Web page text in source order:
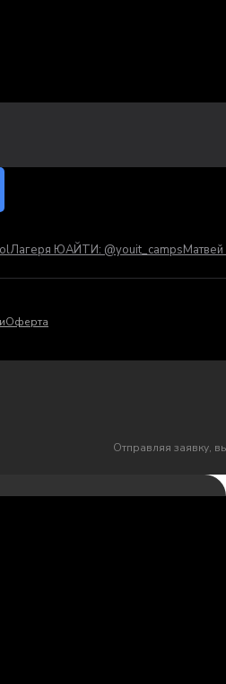
Лагеря ЮАЙТИ: @youit_camps
Оферта
Отправляя заявку,